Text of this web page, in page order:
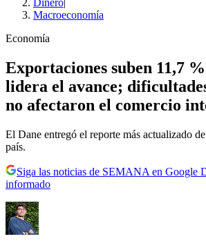
Macroeconomía
Economía
Exportaciones suben 11,7
lidera el avance;
no afectaron el comercio
El Dane entregó el reporte más actualizado
país.
Siga las noticias de SEMANA en Google
informado